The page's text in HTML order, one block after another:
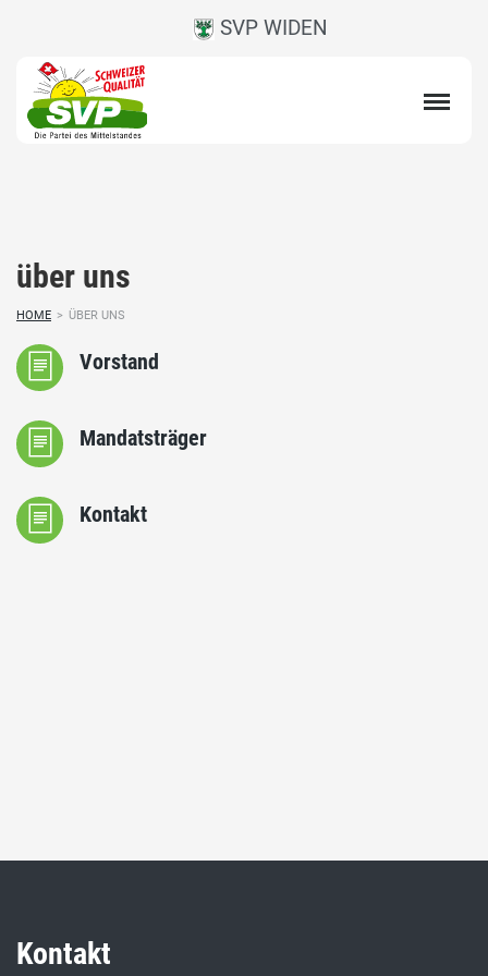
SVP WIDEN
über uns
HOME > ÜBER UNS
Vorstand
Mandatsträger
Kontakt
Kontakt